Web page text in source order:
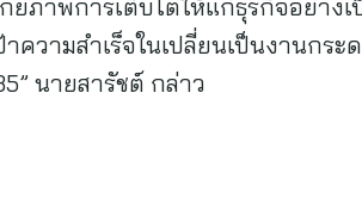
ภาพการเติบโตให้แก่ธุรกิจอย่าง
ความสําเร็จในเปลี่ยนเป็นงานกร
นายสารัชต์ กล่าว